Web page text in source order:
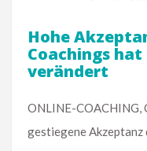
Hohe
Coachings
verändert
ONLINE-COACHING,
gestiegene Akzeptanz